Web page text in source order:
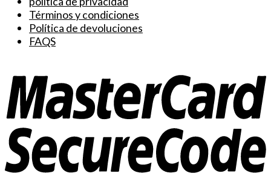
Términos y condiciones
Política de devoluciones
FAQS